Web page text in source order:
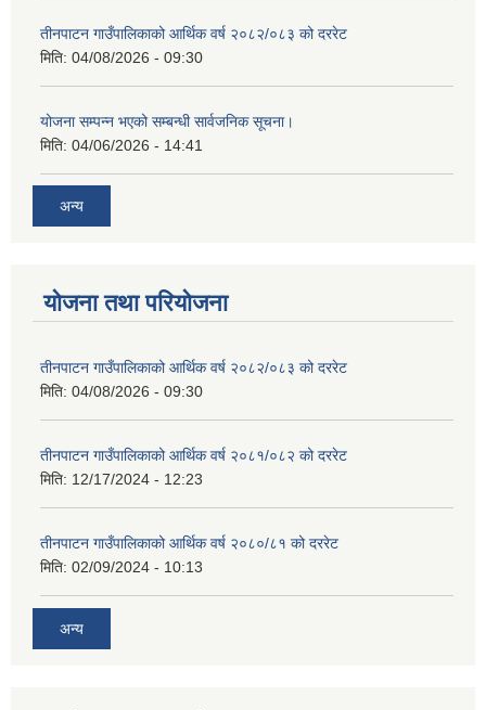
तीनपाटन गाउँपालिकाको आर्थिक वर्ष २०८२/०८३ को दररेट
मिति: 04/08/2026 - 09:30
योजना सम्पन्न भएको सम्बन्धी सार्वजनिक सूचना।
मिति: 04/06/2026 - 14:41
अन्य
योजना तथा परियोजना
तीनपाटन गाउँपालिकाको आर्थिक वर्ष २०८२/०८३ को दररेट
मिति: 04/08/2026 - 09:30
तीनपाटन गाउँपालिकाको आर्थिक वर्ष २०८१/०८२ को दररेट
मिति: 12/17/2024 - 12:23
तीनपाटन गाउँपालिकाको आर्थिक वर्ष २०८०/८१ को दररेट
मिति: 02/09/2024 - 10:13
अन्य